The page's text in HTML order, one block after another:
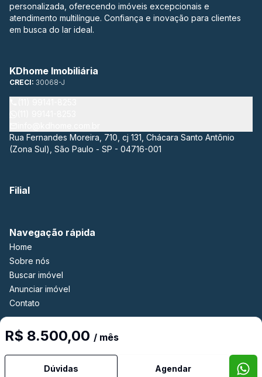
R$ 8.500,00 / mês
Dúvidas Agendar
personalizada, oferecendo imóveis excepcionais e
atendimento multilíngue. Confiança e inovação para clientes
em busca do lar ideal.
KDhome Imobiliária
CRECI: 30068-J
Rua Fernandes Moreira, 710, cj 131, Chácara Santo Antônio
(Zona Sul), São Paulo - SP - 04716-001
Filial
Navegação rápida
Home
Sobre nós
Buscar imóvel
Anunciar imóvel
Contato
Selo de Tecnologia Loft